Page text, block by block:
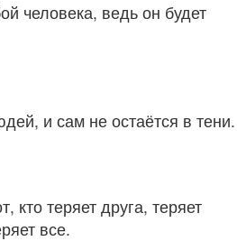
человека, ведь он будет
и сам не остаётся в тени.
кто теряет друга, теряет
все.